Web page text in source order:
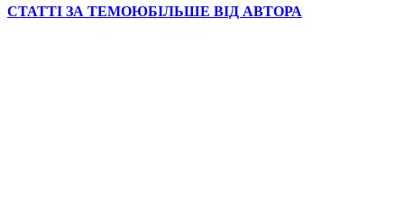
СТАТТІ ЗА ТЕМОЮБІЛЬШЕ ВІД АВТОРА